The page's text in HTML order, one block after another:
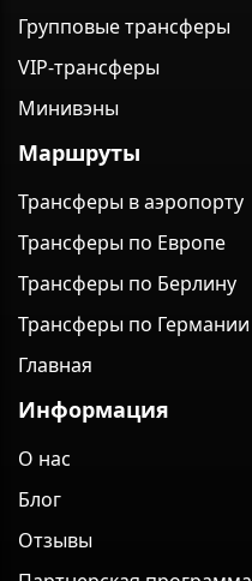
Групповые трансферы
VIP-трансферы
Минивэны
Маршруты
Трансферы в аэропорту
Трансферы по Европе
Трансферы по Берлину
Трансферы по Германии
Главная
Информация
О нас
Блог
Отзывы